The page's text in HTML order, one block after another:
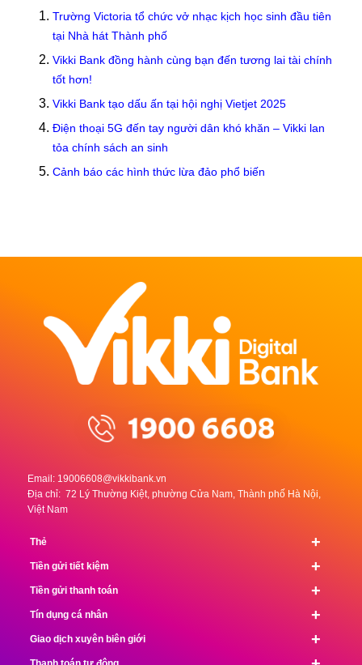
Trường Victoria tổ chức vở nhạc kịch học sinh đầu tiên
tại Nhà hát Thành phố
Vikki Bank đồng hành cùng bạn đến tương lai tài chính
tốt hơn!
Vikki Bank tạo dấu ấn tại hội nghị Vietjet 2025
Điện thoại 5G đến tay người dân khó khăn – Vikki lan
tỏa chính sách an sinh
Cảnh báo các hình thức lừa đảo phổ biến
Email: 19006608@vikkibank.vn
Địa chỉ: 72 Lý Thường Kiệt, phường Cửa Nam, Thành phố Hà Nội,
Việt Nam
+
Thẻ
+
Tiền gửi tiết kiệm
+
Tiền gửi thanh toán
+
Tín dụng cá nhân
+
Giao dịch xuyên biên giới